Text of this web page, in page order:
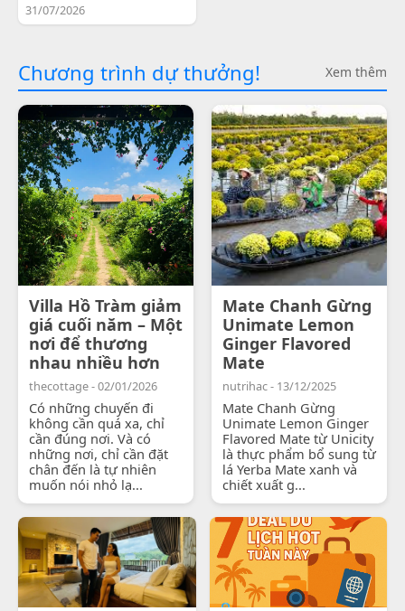
31/07/2026
Chương trình dự thưởng! Xem thêm
Villa Hồ Tràm giảm
giá cuối năm – Một
nơi để thương
nhau nhiều hơn
thecottage - 02/01/2026
Có những chuyến đi
không cần quá xa, chỉ
cần đúng nơi. Và có
những nơi, chỉ cần đặt
chân đến là tự nhiên
muốn nói nhỏ lạ...
Mate Chanh Gừng
Unimate Lemon
Ginger Flavored
Mate
nutrihac - 13/12/2025
Mate Chanh Gừng
Unimate Lemon Ginger
Flavored Mate từ Unicity
là thực phẩm bổ sung từ
lá Yerba Mate xanh và
chiết xuất g...